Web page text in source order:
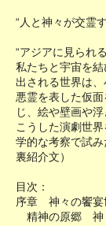
“人と神々が交霊
“アジアに見られ
私たちと宇宙を
出される世界は
悪霊を表した仮
じ、絵や壁画や
こうした演劇世
学的な考察で試
裏紹介文）
目次：
序章 神々の饗宴
精神の原郷 神